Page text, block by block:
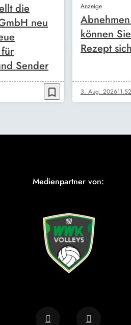
die
neu
Sender
bookmark_border
Anzeige
können
Rezept
3. Aug. 202611:52
Medienpartner von: